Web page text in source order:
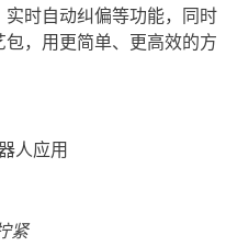
时自动纠偏等功能，同时
，用更简单、更高效的方
紧